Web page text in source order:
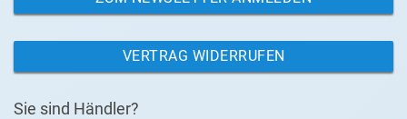
VERTRAG WIDERRUFEN
Sie sind Händler?